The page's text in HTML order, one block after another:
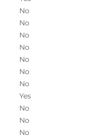
No
No
No
No
No
No
No
Yes
No
No
No